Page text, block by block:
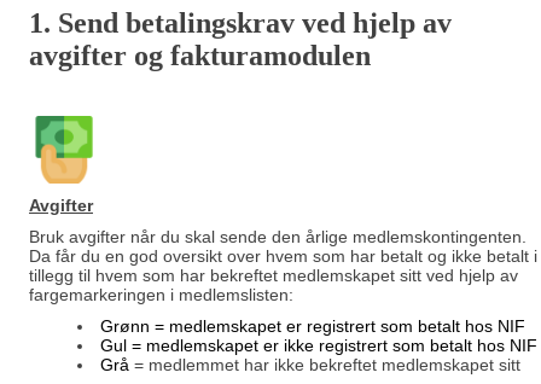
1. Send betalingskrav ved hjelp av
avgifter og fakturamodulen
Avgifter
Bruk avgifter når du skal sende den årlige medlemskontingenten.
Da får du en god oversikt over hvem som har betalt og ikke betalt i
tillegg til hvem som har bekreftet medlemskapet sitt ved hjelp av
fargemarkeringen i medlemslisten:
Grønn = medlemskapet er registrert som betalt hos NIF
Gul = medlemskapet er ikke registrert som betalt hos NIF
Grå = medlemmet har ikke bekreftet medlemskapet sitt